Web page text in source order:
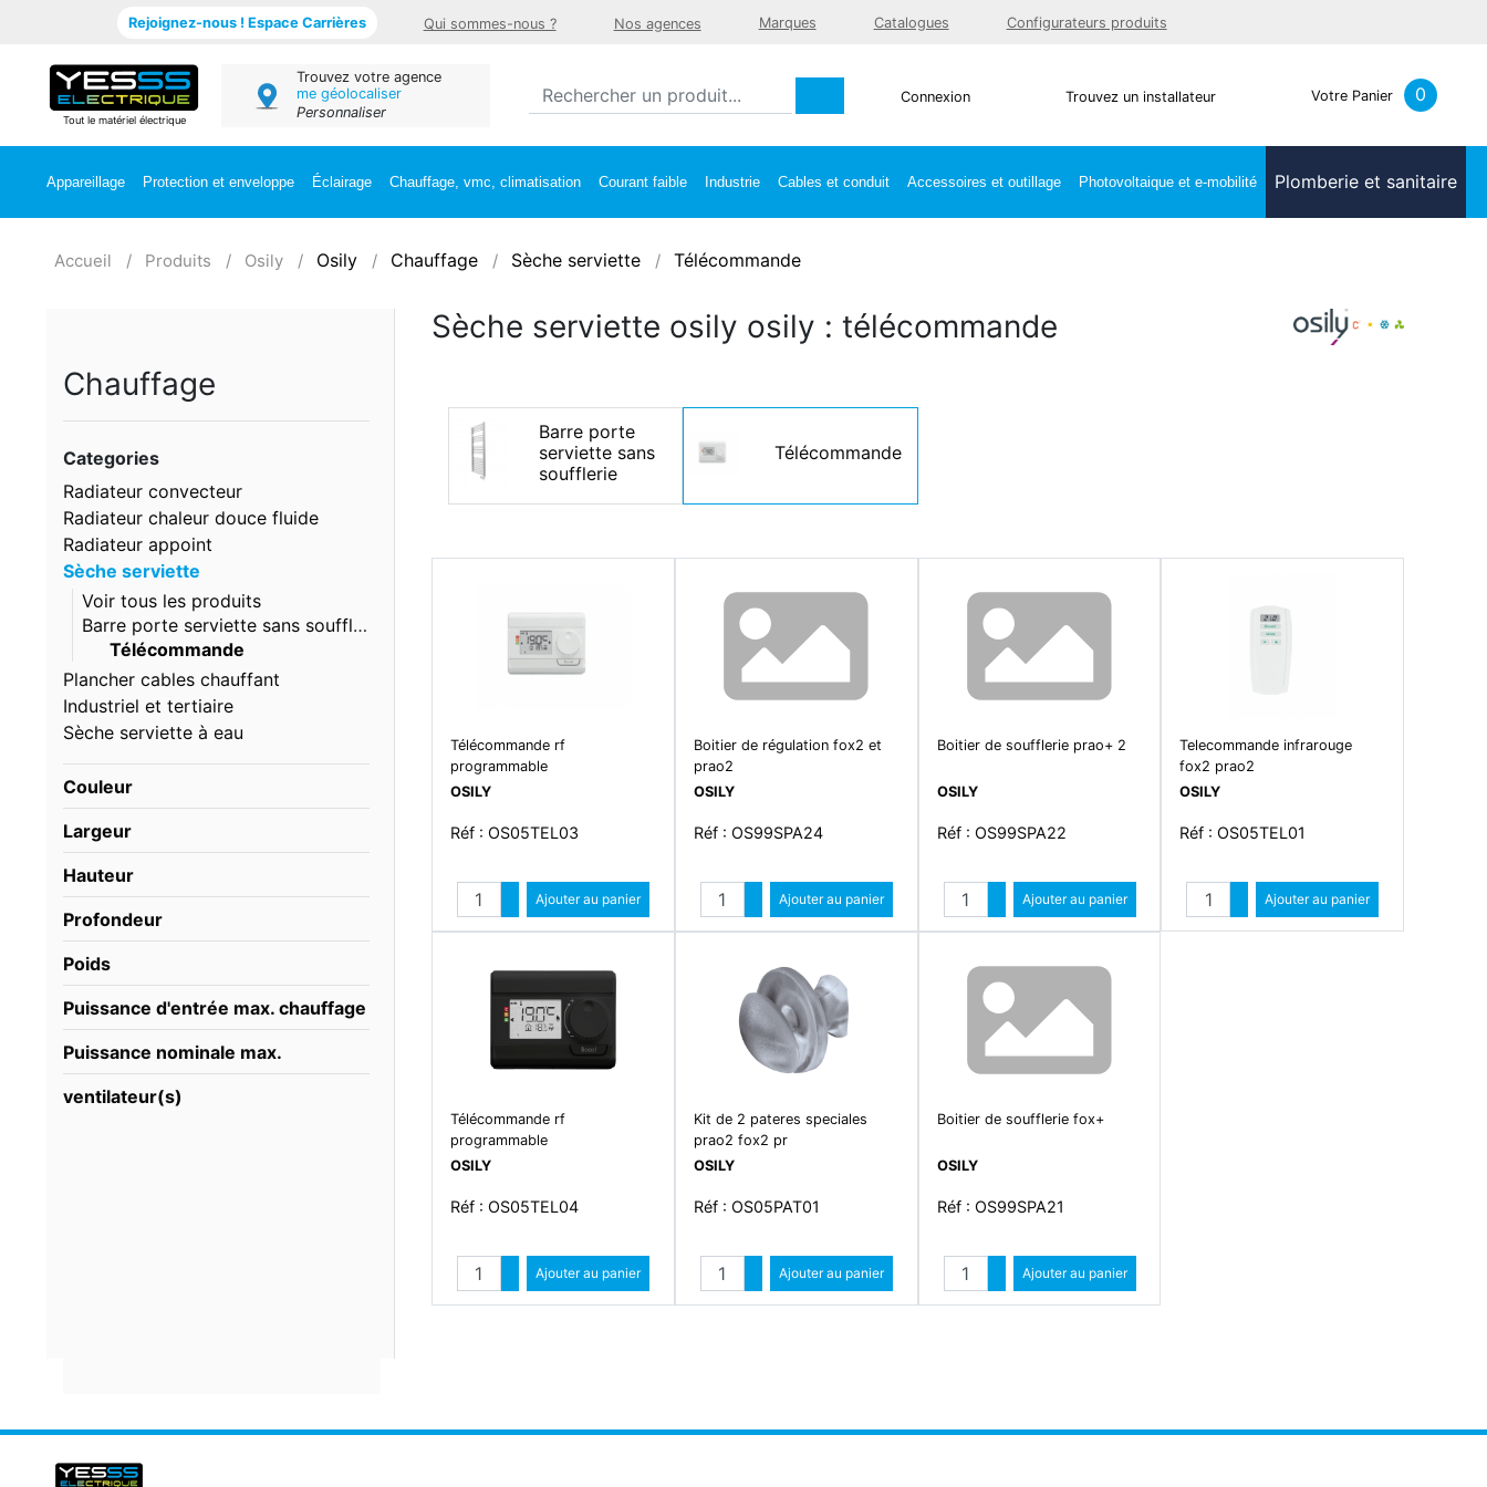
Rejoignez-nous ! Espace Carrières Qui sommes-nous ? Nos agences Marques Catalogues Configurateurs produits
Tout le matériel électrique
Trouvez votre agence
me géolocaliser
Personnaliser
Connexion Trouvez un installateur Votre Panier 0
Appareillage Protection et enveloppe Éclairage Chauffage, vmc, climatisation Courant faible Industrie Cables et conduit Accessoires et outillage Photovoltaique et e-mobilité Plomberie et sanitaire
Accueil Produits Osily Osily Chauffage Sèche serviette Télécommande
Chauffage
Categories
Radiateur convecteur
Radiateur chaleur douce fluide
Radiateur appoint
Sèche serviette
Voir tous les produits
Barre porte serviette sans soufflerie
Télécommande
Plancher cables chauffant
Industriel et tertiaire
Sèche serviette à eau
Couleur
Largeur
Hauteur
Profondeur
Poids
Puissance d'entrée max. chauffage
Puissance nominale max.
ventilateur(s)
Sèche serviette osily osily : télécommande
Barre porte
serviette sans
soufflerie
Télécommande
Télécommande rf
programmable
OSILY
Réf : OS05TEL03
Quantité
Augmenter quantité
Diminuer quantité
Ajouter au panier
Boitier de régulation fox2 et
prao2
OSILY
Réf : OS99SPA24
Quantité
Augmenter quantité
Diminuer quantité
Ajouter au panier
Boitier de soufflerie prao+ 2
OSILY
Réf : OS99SPA22
Quantité
Augmenter quantité
Diminuer quantité
Ajouter au panier
Telecommande infrarouge
fox2 prao2
OSILY
Réf : OS05TEL01
Quantité
Augmenter quantité
Diminuer quantité
Ajouter au panier
Télécommande rf
programmable
OSILY
Réf : OS05TEL04
Quantité
Augmenter quantité
Diminuer quantité
Ajouter au panier
Kit de 2 pateres speciales
prao2 fox2 pr
OSILY
Réf : OS05PAT01
Quantité
Augmenter quantité
Diminuer quantité
Ajouter au panier
Boitier de soufflerie fox+
OSILY
Réf : OS99SPA21
Quantité
Augmenter quantité
Diminuer quantité
Ajouter au panier